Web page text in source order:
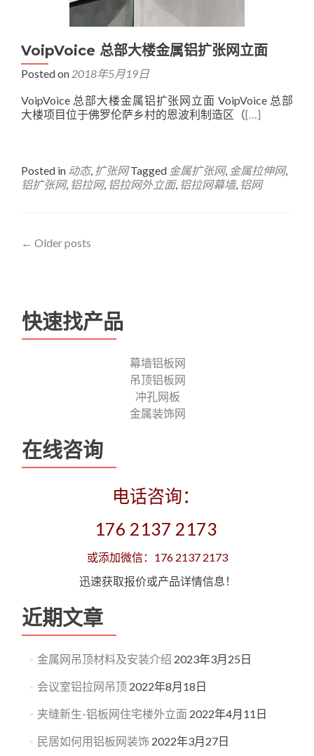
VoipVoice 总部大楼金属铝扩张网立面
Posted on 2018年5月19日
VoipVoice 总部大楼金属铝扩张网立面 VoipVoice 总部
大楼项目位于佛罗伦萨乡村的恩波利制造区（[…]
Posted in 动态, 扩张网 Tagged 金属扩张网, 金属拉伸网,
铝扩张网, 铝拉网, 铝拉网外立面, 铝拉网幕墙, 铝网
Posts
← Older posts
快速找产品
幕墙铝板网
吊顶铝板网
冲孔网板
金属装饰网
在线咨询
电话咨询：
176 2137 2173
或添加微信：176 2137 2173
迅速获取报价或产品详情信息！
近期文章
金属网吊顶材料及安装介绍 2023年3月25日
会议室铝拉网吊顶 2022年8月18日
夹缝新生-铝板网住宅楼外立面 2022年4月11日
民居如何用铝板网装饰 2022年3月27日